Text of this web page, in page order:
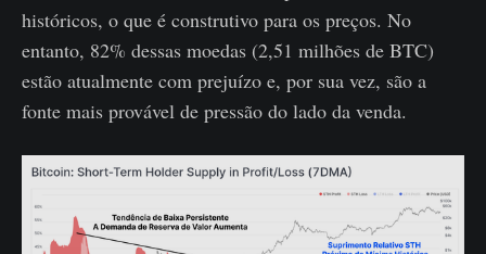
históricos, o que é construtivo para os preços. No
entanto, 82% dessas moedas (2,51 milhões de BTC)
estão atualmente com prejuízo e, por sua vez, são a
fonte mais provável de pressão do lado da venda.